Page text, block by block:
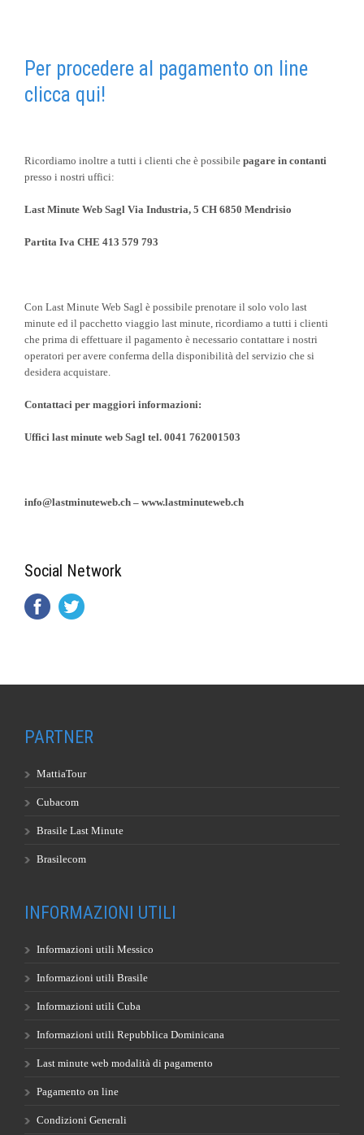
Per procedere al pagamento on line
clicca qui!
Ricordiamo inoltre a tutti i clienti che è possibile pagare in contanti
presso i nostri uffici:
Last Minute Web Sagl Via Industria, 5 CH 6850 Mendrisio
Partita Iva CHE 413 579 793
Con Last Minute Web Sagl è possibile prenotare il solo volo last
minute ed il pacchetto viaggio last minute, ricordiamo a tutti i clienti
che prima di effettuare il pagamento è necessario contattare i nostri
operatori per avere conferma della disponibilità del servizio che si
desidera acquistare.
Contattaci per maggiori informazioni:
Uffici last minute web Sagl tel. 0041 762001503
info@lastminuteweb.ch – www.lastminuteweb.ch
Social Network
PARTNER
MattiaTour
Cubacom
Brasile Last Minute
Brasilecom
INFORMAZIONI UTILI
Informazioni utili Messico
Informazioni utili Brasile
Informazioni utili Cuba
Informazioni utili Repubblica Dominicana
Last minute web modalità di pagamento
Pagamento on line
Condizioni Generali